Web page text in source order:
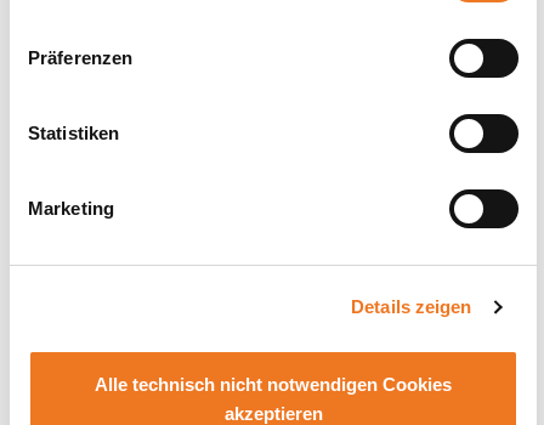
weiteren Daten zusammen, die Sie ihnen bereitgestellt
haben oder die sie im Rahmen Ihrer Nutzung der Dienste
gesammelt haben.
Präferenzen
Statistiken
Marketing
Details zeigen
Alle technisch nicht notwendigen Cookies
akzeptieren
Beide Kompetenz­felder sind gesetzt — du
studierst alle 6 Module dieses Schwerpunkts.
GESETZT Wirtschafts­privatrecht